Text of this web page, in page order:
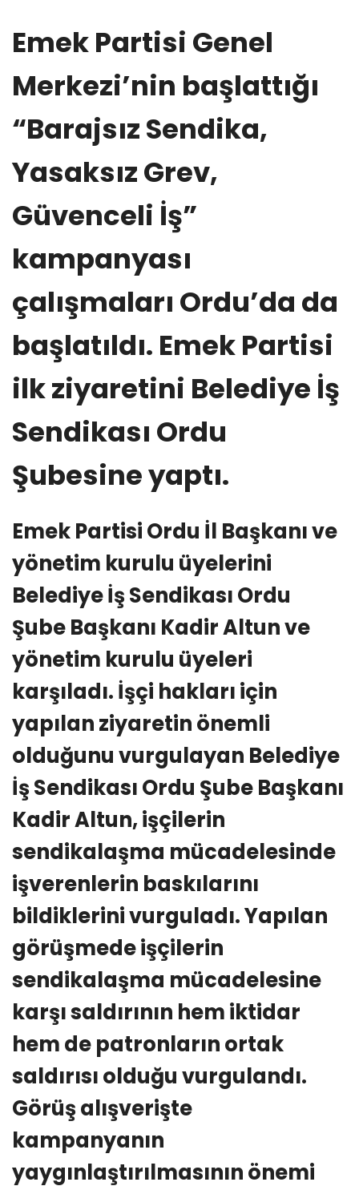
Emek Partisi Genel
Merkezi’nin başlattığı
“Barajsız Sendika,
Yasaksız Grev,
Güvenceli İş”
kampanyası
çalışmaları Ordu’da da
başlatıldı. Emek Partisi
ilk ziyaretini Belediye İş
Sendikası Ordu
Şubesine yaptı.
Emek Partisi Ordu İl Başkanı ve
yönetim kurulu üyelerini
Belediye İş Sendikası Ordu
Şube Başkanı Kadir Altun ve
yönetim kurulu üyeleri
karşıladı. İşçi hakları için
yapılan ziyaretin önemli
olduğunu vurgulayan Belediye
İş Sendikası Ordu Şube Başkanı
Kadir Altun, işçilerin
sendikalaşma mücadelesinde
işverenlerin baskılarını
bildiklerini vurguladı. Yapılan
görüşmede işçilerin
sendikalaşma mücadelesine
karşı saldırının hem iktidar
hem de patronların ortak
saldırısı olduğu vurgulandı.
Görüş alışverişte
kampanyanın
yaygınlaştırılmasının önemi